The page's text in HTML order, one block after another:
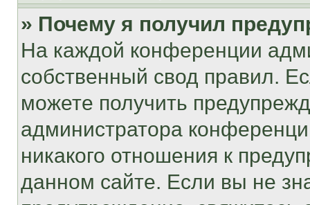
» Почему я получил
На каждой конференции
собственный свод правил.
можете получить
администратора
никакого отношения к
данном сайте. Если вы не